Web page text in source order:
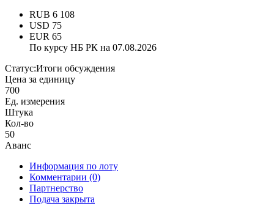
RUB 6 108
USD 75
EUR 65
По курсу НБ РК на 07.08.2026
Статус:Итоги обсуждения
Цена за единицу
700
Ед. измерения
Штука
Кол-во
50
Аванс
Информация по лоту
Комментарии (0)
Партнерство
Подача закрыта